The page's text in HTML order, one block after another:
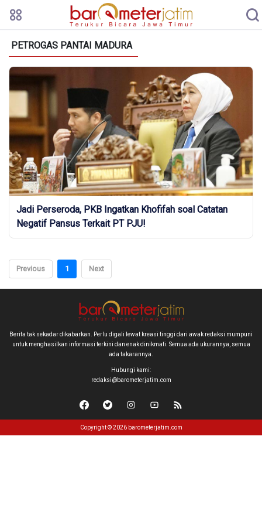
PETROGAS PANTAI MADURA
Jadi Perseroda, PKB Ingatkan Khofifah soal Catatan
Negatif Pansus Terkait PT PJU!
Previous 1 Next
Berita tak sekadar dikabarkan. Perlu digali lewat kreasi tinggi dari awak redaksi mumpuni
untuk menghasilkan informasi terkini dan enak dinikmati. Semua ada ukurannya, semua
ada takarannya.
Hubungi kami:
redaksi@barometerjatim.com
Copyright © 2026 barometerjatim.com